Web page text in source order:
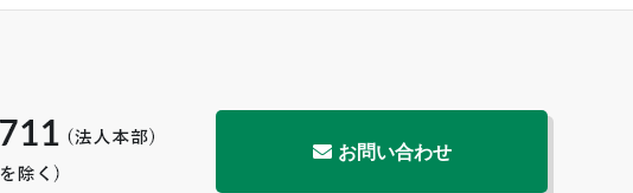
お問い合わせ